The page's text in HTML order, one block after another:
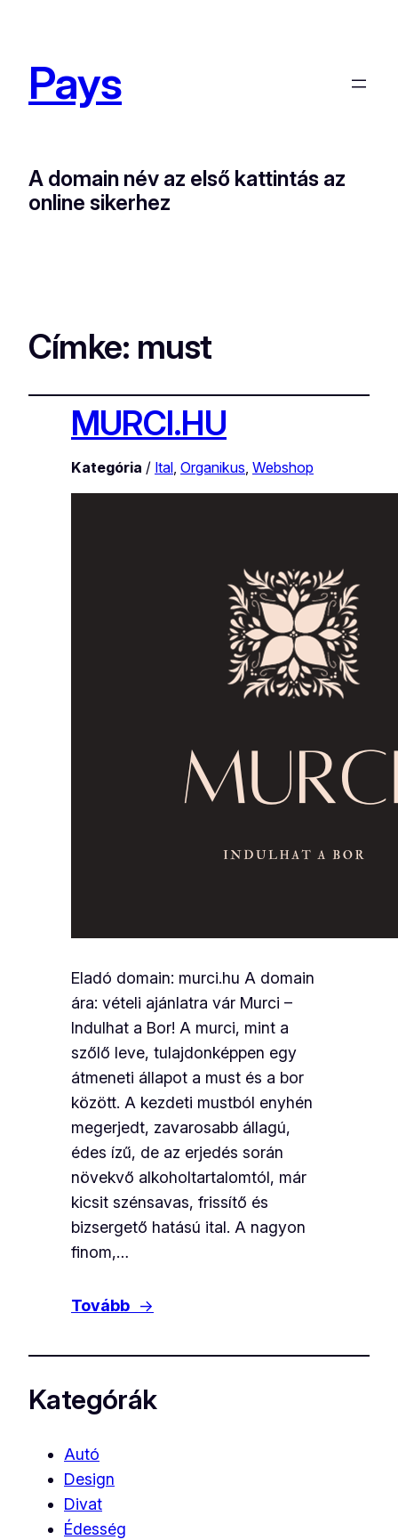
Pays
A domain név az első kattintás az
online sikerhez
Címke: must
MURCI.HU
Kategória / Ital Organikus Webshop
Eladó domain: murci.hu A domain
ára: vételi ajánlatra vár Murci –
Indulhat a Bor! A murci, mint a
szőlő leve, tulajdonképpen egy
átmeneti állapot a must és a bor
között. A kezdeti mustból enyhén
megerjedt, zavarosabb állagú,
édes ízű, de az erjedés során
növekvő alkoholtartalomtól, már
kicsit szénsavas, frissítő és
bizsergető hatású ital. A nagyon
finom,…
Tovább →
Kategórák
Autó
Design
Divat
Édesség